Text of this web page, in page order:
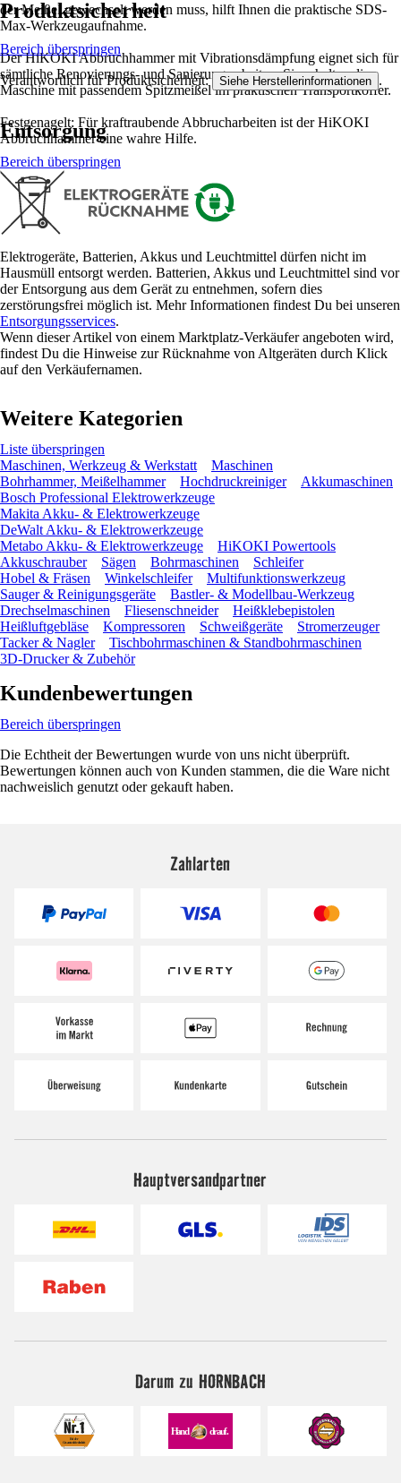
der Meißel gewechselt werden muss, hilft Ihnen die praktische SDS-
Max-Werkzeugaufnahme.
Der HiKOKI Abbruchhammer mit Vibrationsdämpfung eignet sich für
sämtliche Renovierungs- und Sanierungsarbeiten. Sie erhalten die
Maschine mit passendem Spitzmeißel im praktischen Transportkoffer.
Festgenagelt: Für kraftraubende Abbrucharbeiten ist der HiKOKI
Abbruchhammer eine wahre Hilfe.
Produktsicherheit
Bereich überspringen
Verantwortlich für Produktsicherheit: Siehe Herstellerinformationen .
Entsorgung
Bereich überspringen
Elektrogeräte, Batterien, Akkus und Leuchtmittel dürfen nicht im
Hausmüll entsorgt werden. Batterien, Akkus und Leuchtmittel sind vor
der Entsorgung aus dem Gerät zu entnehmen, sofern dies
zerstörungsfrei möglich ist. Mehr Informationen findest Du bei unseren
Entsorgungsservices.
Wenn dieser Artikel von einem Marktplatz-Verkäufer angeboten wird,
findest Du die Hinweise zur Rücknahme von Altgeräten durch Klick
auf den Verkäufernamen.
Weitere Kategorien
Liste überspringen
Maschinen, Werkzeug & Werkstatt
Maschinen
Bohrhammer, Meißelhammer
Hochdruckreiniger
Akkumaschinen
Bosch Professional Elektrowerkzeuge
Makita Akku- & Elektrowerkzeuge
DeWalt Akku- & Elektrowerkzeuge
Metabo Akku- & Elektrowerkzeuge
HiKOKI Powertools
Akkuschrauber
Sägen Bohrmaschinen
Schleifer
Hobel & Fräsen
Winkelschleifer
Multifunktionswerkzeug
Sauger & Reinigungsgeräte
Bastler- & Modellbau-Werkzeug
Drechselmaschinen
Fliesenschneider
Heißklebepistolen
Heißluftgebläse
Kompressoren Schweißgeräte
Stromerzeuger
Tacker & Nagler
Tischbohrmaschinen & Standbohrmaschinen
3D-Drucker & Zubehör
Kundenbewertungen
Bereich überspringen
Die Echtheit der Bewertungen wurde von uns nicht überprüft.
Bewertungen können auch von Kunden stammen, die die Ware nicht
nachweislich genutzt oder gekauft haben.
Zahlarten
Hauptversandpartner
Darum zu HORNBACH